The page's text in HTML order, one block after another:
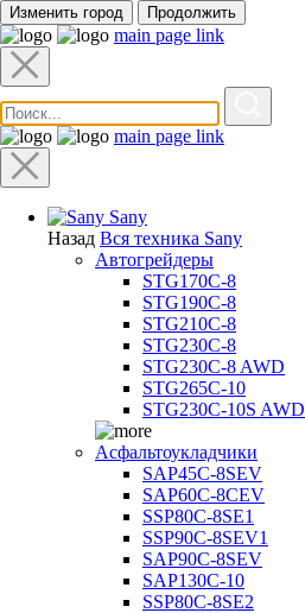
Изменить город Продолжить
main page link
main page link
Sany
Назад Вся техника Sany
Автогрейдеры
STG170C-8
STG190C-8
STG210C-8
STG230C-8
STG230C-8 AWD
STG265C-10
STG230C-10S AWD
Асфальтоукладчики
SAP45С-8SEV
SAP60C-8CEV
SSP80C-8SE1
SSP90C-8SEV1
SAP90C-8SEV
SAP130C-10
SSP80C-8SE2